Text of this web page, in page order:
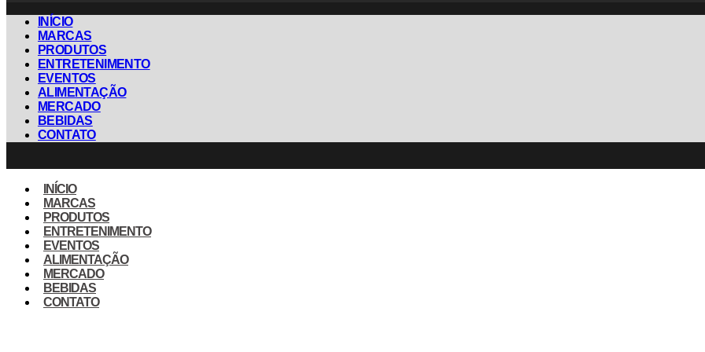
INÍCIO
MARCAS
PRODUTOS
ENTRETENIMENTO
EVENTOS
ALIMENTAÇÃO
MERCADO
BEBIDAS
CONTATO
INÍCIO
MARCAS
PRODUTOS
ENTRETENIMENTO
EVENTOS
ALIMENTAÇÃO
MERCADO
BEBIDAS
CONTATO